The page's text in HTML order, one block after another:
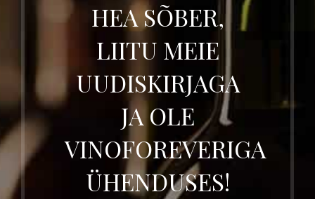
HEA SÕBER,
LIITU MEIE
UUDISKIRJAGA
JA OLE
VINOFOREVERIGA
ÜHENDUSES!